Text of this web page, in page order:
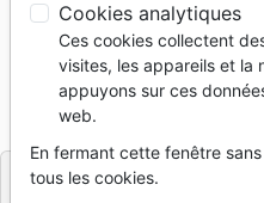
Je n'ai pas peur
Heidi Howarth
RéférenceLLBF1863 EAN
Editeur LLB EDITIONS
Cookies analytiques
Ces cookies collectent
visites, les appareils et la
appuyons sur ces
web.
En fermant cette fenêtre
tous les cookies.